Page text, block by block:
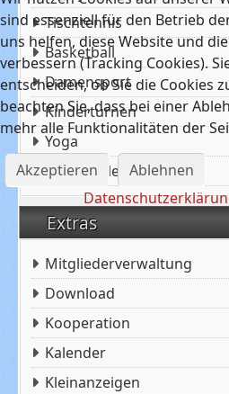
Tischtennis
Basketball
Damensport
Kinderturnen
Yoga
Leichtathletik
Extras
Mitgliederverwaltung
Download
Kooperation
Kalender
Kleinanzeigen
sind essenziell für den Betrieb
uns helfen, diese Website und
verbessern (Tracking Cookies).
entscheiden, ob Sie die Cookies
beachten Sie, dass bei einer
mehr alle Funktionalitäten der
Akzeptieren
Ablehnen